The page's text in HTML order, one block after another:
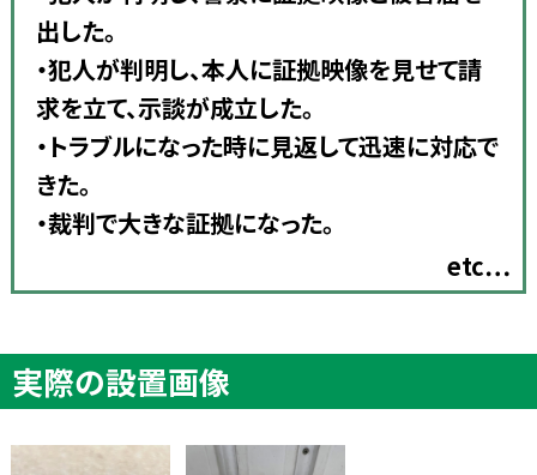
出した。
・犯人が判明し、本人に証拠映像を見せて請
求を立て、示談が成立した。
・トラブルになった時に見返して迅速に対応で
きた。
・裁判で大きな証拠になった。
etc…
実際の設置画像